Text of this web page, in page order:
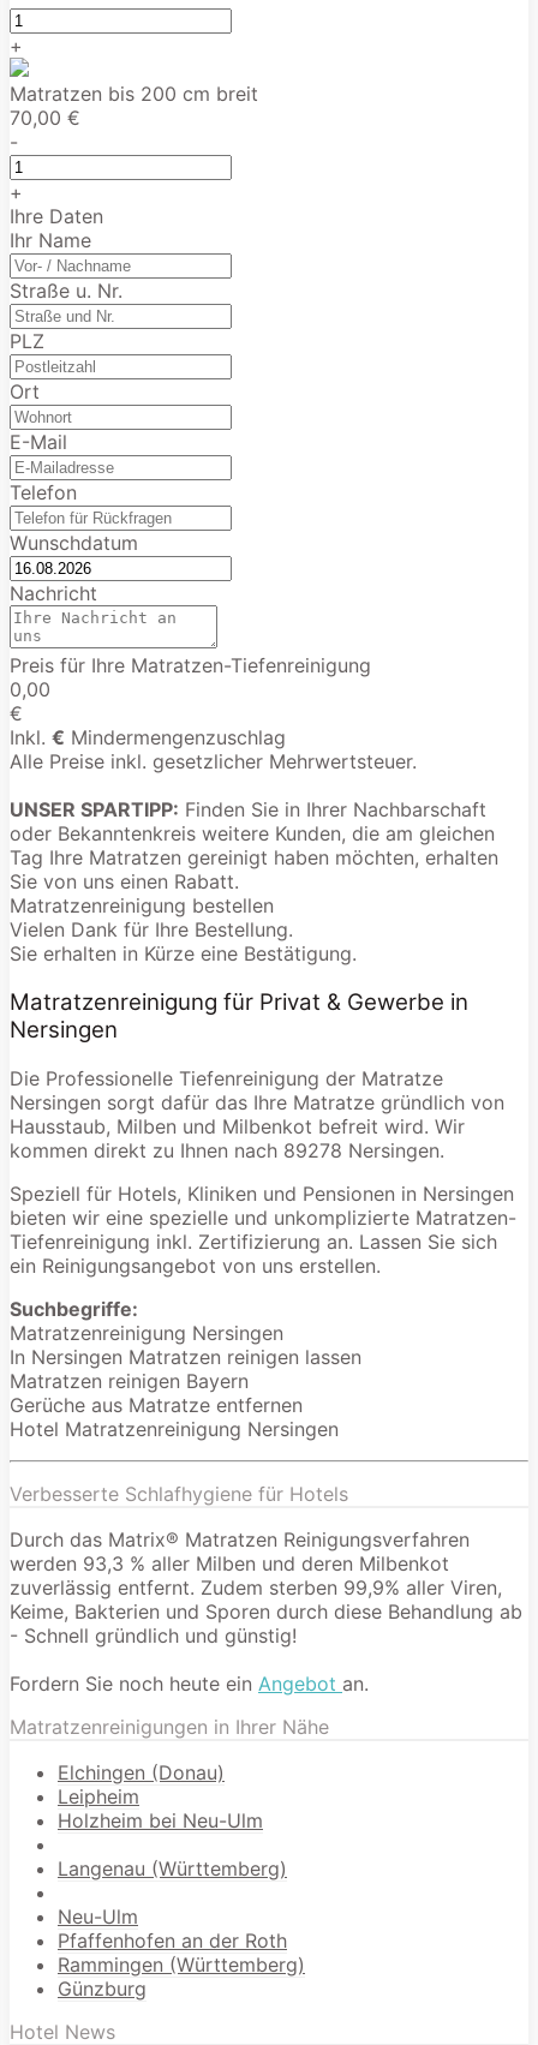
+
Matratzen bis 200 cm breit
70,00 €
-
+
Ihre Daten
Ihr Name
Straße u. Nr.
PLZ
Ort
E-Mail
Telefon
Wunschdatum
Nachricht
Preis für Ihre Matratzen-Tiefenreinigung
0,00
€
Inkl. € Mindermengenzuschlag
Alle Preise inkl. gesetzlicher Mehrwertsteuer.
UNSER SPARTIPP: Finden Sie in Ihrer Nachbarschaft
oder Bekanntenkreis weitere Kunden, die am gleichen
Tag Ihre Matratzen gereinigt haben möchten, erhalten
Sie von uns einen Rabatt.
Matratzenreinigung bestellen
Vielen Dank für Ihre Bestellung.
Sie erhalten in Kürze eine Bestätigung.
Matratzenreinigung für Privat & Gewerbe in
Nersingen
Die Professionelle Tiefenreinigung der Matratze
Nersingen sorgt dafür das Ihre Matratze gründlich von
Hausstaub, Milben und Milbenkot befreit wird. Wir
kommen direkt zu Ihnen nach 89278 Nersingen.
Speziell für Hotels, Kliniken und Pensionen in Nersingen
bieten wir eine spezielle und unkomplizierte Matratzen-
Tiefenreinigung inkl. Zertifizierung an. Lassen Sie sich
ein Reinigungsangebot von uns erstellen.
Suchbegriffe:
Matratzenreinigung Nersingen
In Nersingen Matratzen reinigen lassen
Matratzen reinigen Bayern
Gerüche aus Matratze entfernen
Hotel Matratzenreinigung Nersingen
Verbesserte Schlafhygiene für Hotels
Durch das Matrix® Matratzen Reinigungsverfahren
werden 93,3 % aller Milben und deren Milbenkot
zuverlässig entfernt. Zudem sterben 99,9% aller Viren,
Keime, Bakterien und Sporen durch diese Behandlung ab
- Schnell gründlich und günstig!
Fordern Sie noch heute ein Angebot an.
Matratzenreinigungen in Ihrer Nähe
Elchingen (Donau)
Leipheim
Holzheim bei Neu-Ulm
Langenau (Württemberg)
Neu-Ulm
Pfaffenhofen an der Roth
Rammingen (Württemberg)
Günzburg
Hotel News